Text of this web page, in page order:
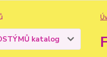
katalog